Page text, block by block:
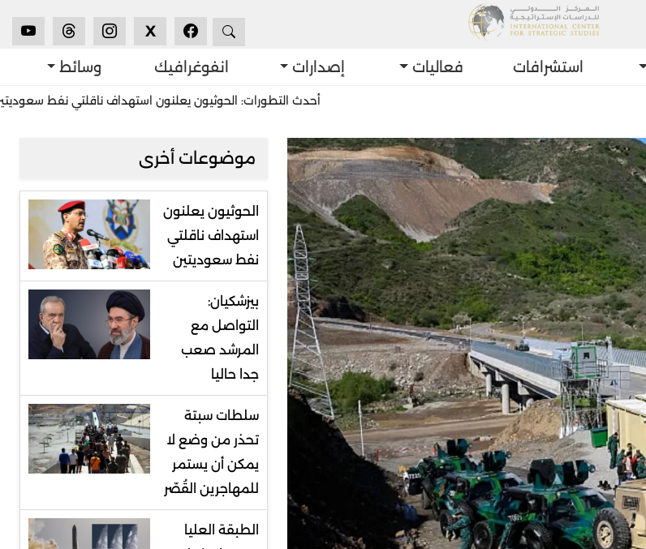
X
استشرافات فعاليات إصدارات انفوغرافيك وسائط
أحدث التطورات: الحوثيون يعلنون استهداف ناقلتي نفط سعوديتين
موضوعات أخرى
الحوثيون يعلنون
استهداف ناقلتي
نفط سعوديتين
بيزشكيان:
التواصل مع
المرشد صعب
جدا حاليا
سلطات سبتة
تحذر من وضع لا
يمكن أن يستمر
للمهاجرين القُصّر
الطبقة العليا